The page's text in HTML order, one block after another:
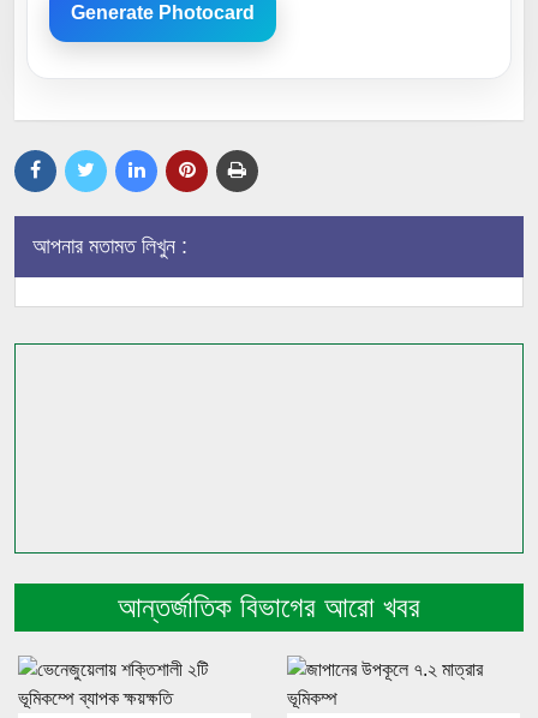
Generate Photocard
আপনার মতামত লিখুন :
আন্তর্জাতিক বিভাগের আরো খবর